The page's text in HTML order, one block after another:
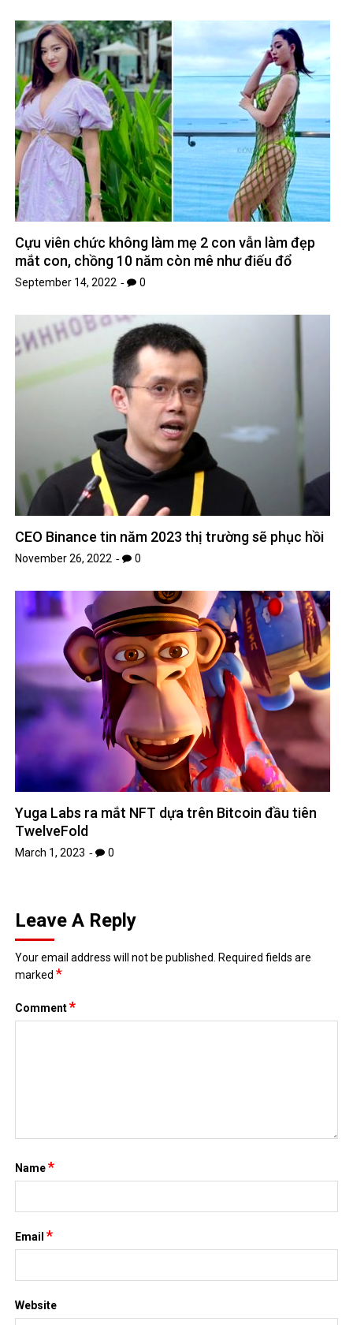
Cựu viên chức không làm mẹ 2 con vẫn làm đẹp
mắt con, chồng 10 năm còn mê như điếu đổ
September 14, 2022 0
CEO Binance tin năm 2023 thị trường sẽ phục hồi
November 26, 2022 0
Yuga Labs ra mắt NFT dựa trên Bitcoin đầu tiên
TwelveFold
March 1, 2023 0
Leave A Reply
Your email address will not be published. Required fields are
marked*
Comment*
Name*
Email*
Website